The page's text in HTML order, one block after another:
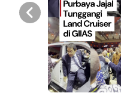
Prev